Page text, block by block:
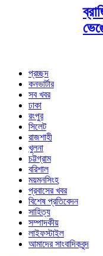
প্রচ্ছদ
কনভার্টার
সব খবর
ঢাকা
রংপুর
সিলেট
রাজশাহী
খুলনা
চট্টগ্রাম
বরিশাল
ময়মনসিংহ
প্রবাসের খবর
বিশেষ প্রতিবেদন
সাহিত্য
সম্পাদকীয়
লাইফস্টাইল
আমাদের সাংবাদিকবৃন্দ